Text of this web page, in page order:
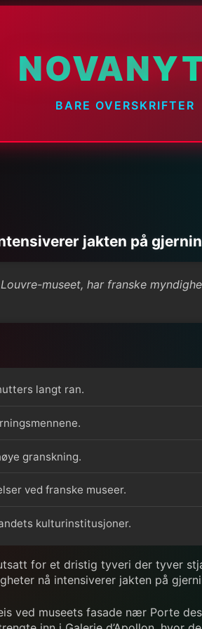
BARE OVERSKRIFTER
jakten på
museet, har franske
langt ran.
granskning.
ved franske museer.
kulturinstitusjoner.
for et dristig tyveri der tyver
nå intensiverer jakten på
ved museets fasade nær Porte